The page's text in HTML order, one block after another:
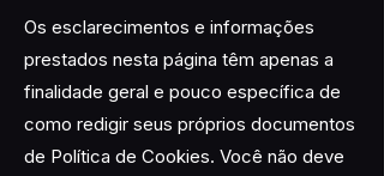
Os esclarecimentos e informações
prestados nesta página têm apenas a
finalidade geral e pouco específica de
como redigir seus próprios documentos
de Política de Cookies. Você não deve